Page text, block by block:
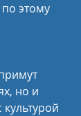
этому
но и